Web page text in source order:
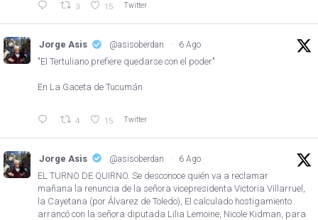
3 15 Twitter
Jorge Asis @asisoberdan · 6 Ago
"El Tertuliano prefiere quedarse con el poder"
En La Gaceta de Tucumán
4 15 Twitter
Jorge Asis @asisoberdan · 6 Ago
EL TURNO DE QUIRNO. Se desconoce quién va a reclamar
mañana la renuncia de la señora vicepresidenta Victoria Villarruel,
la Cayetana (por Álvarez de Toledo), El calculado hostigamiento
arrancó con la señora diputada Lilia Lemoine, Nicole Kidman, para